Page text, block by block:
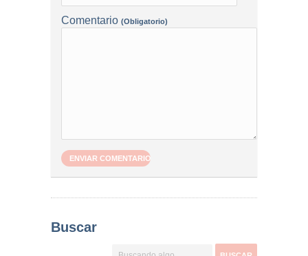
Comentario (Obligatorio)
Buscar